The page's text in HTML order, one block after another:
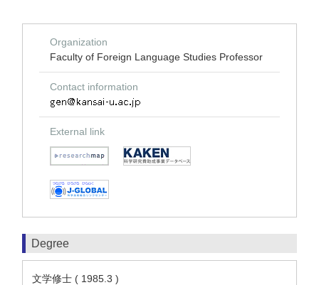
Organization
Faculty of Foreign Language Studies Professor
Contact information
External link
Degree
文学修士 ( 1985.3 )